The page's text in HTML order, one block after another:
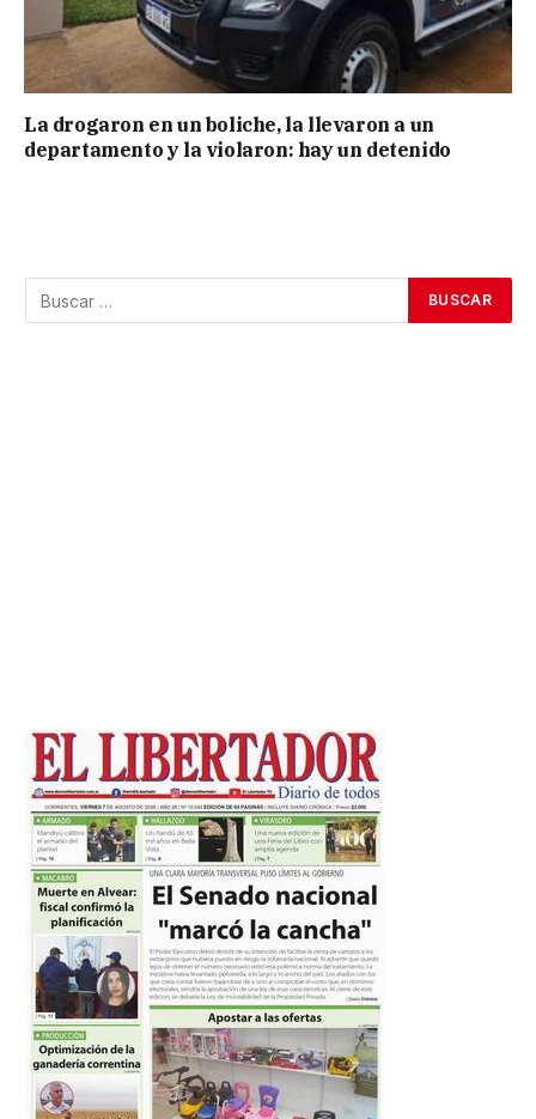
La drogaron en un boliche, la llevaron a un
departamento y la violaron: hay un detenido